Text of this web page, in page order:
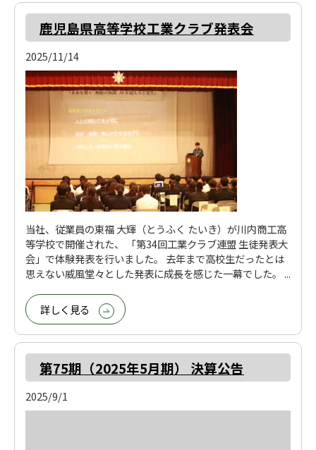
鹿児島県高等学校工業クラブ発表会
2025/11/14
当社、従業員の東福 大輝（とうふく たいき）が川内商工高
等学校で開催された、 「第34回工業クラブ連盟 生徒発表大
会」で体験発表を行いました。 去年まで高校生だったとは
思えない威風堂々とした発表に成長を感じた一幕でした。 ...
詳しく見る
第75期（2025年5月期） 決算公告
2025/9/1